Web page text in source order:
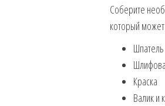
Соберите
который
Шпатель
Краска
Валик и